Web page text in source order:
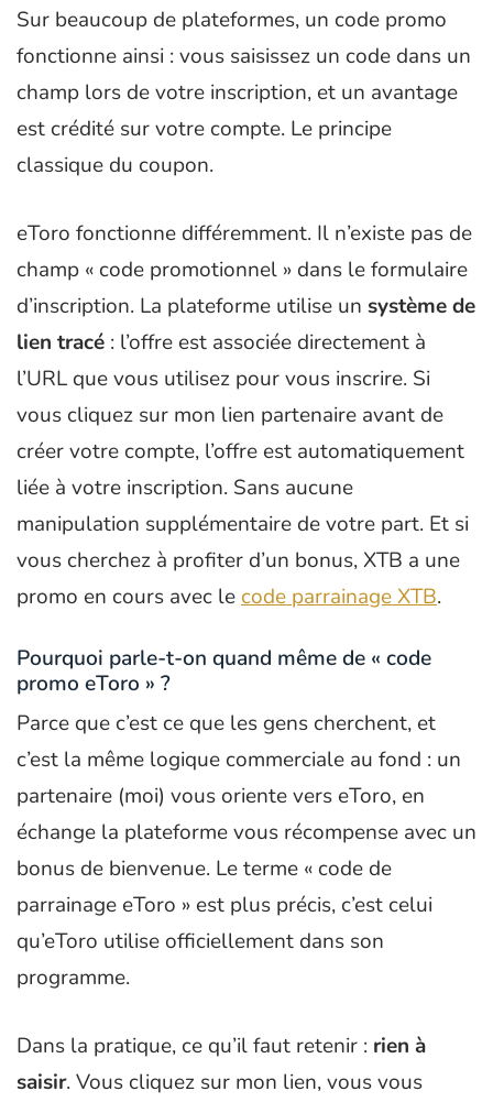
Sur beaucoup de plateformes, un code promo
fonctionne ainsi : vous saisissez un code dans un
champ lors de votre inscription, et un avantage
est crédité sur votre compte. Le principe
classique du coupon.
eToro fonctionne différemment. Il n’existe pas de
champ « code promotionnel » dans le formulaire
d’inscription. La plateforme utilise un système de
lien tracé : l’offre est associée directement à
l’URL que vous utilisez pour vous inscrire. Si
vous cliquez sur mon lien partenaire avant de
créer votre compte, l’offre est automatiquement
liée à votre inscription. Sans aucune
manipulation supplémentaire de votre part. Et si
vous cherchez à profiter d’un bonus, XTB a une
promo en cours avec le code parrainage XTB.
Pourquoi parle-t-on quand même de « code
promo eToro » ?
Parce que c’est ce que les gens cherchent, et
c’est la même logique commerciale au fond : un
partenaire (moi) vous oriente vers eToro, en
échange la plateforme vous récompense avec un
bonus de bienvenue. Le terme « code de
parrainage eToro » est plus précis, c’est celui
qu’eToro utilise officiellement dans son
programme.
Dans la pratique, ce qu’il faut retenir : rien à
saisir. Vous cliquez sur mon lien, vous vous